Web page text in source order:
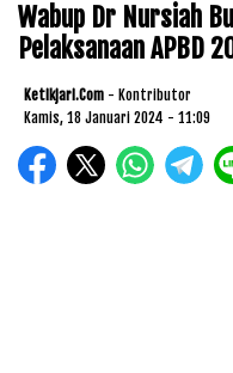
Wabup Dr Nursiah
Pelaksanaan APBD
Ketikjari.com - Kontributor
Kamis, 18 Januari 2024 - 11:09